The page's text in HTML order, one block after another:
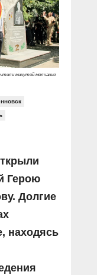
минутой молчания
Герою
Долгие
находясь